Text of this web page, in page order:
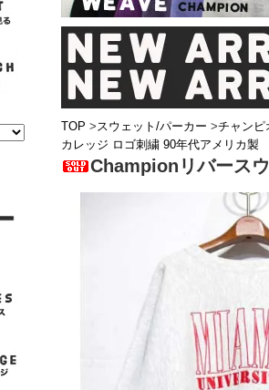
TOP >スウェット/パーカー >チャンピ
カレッジ ロゴ刺繍 90年代アメリカ
Championリバース